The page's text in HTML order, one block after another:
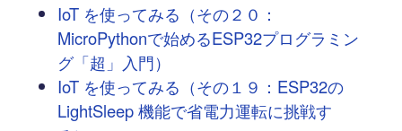
IoT を使ってみる（その２０：
MicroPythonで始めるESP32プログラミン
グ「超」入門）
IoT を使ってみる（その１９：ESP32の
LightSleep 機能で省電力運転に挑戦す